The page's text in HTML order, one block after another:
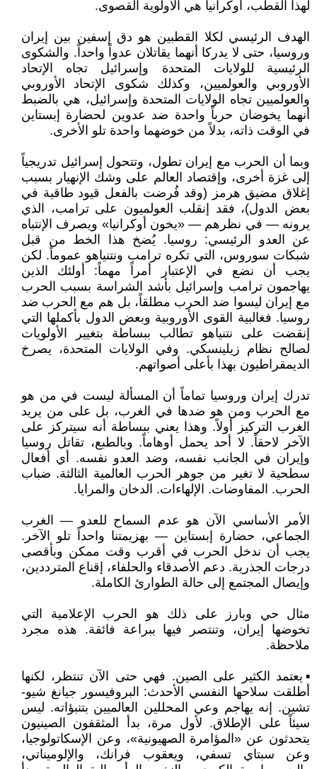
لهذا القطب، أوكرانيا هي الأولوية القصوى.
الهدف الرئيسي لكلا القطبين هو دق إسفين بين إيران
وروسيا، حتى لا يدركا أنهما يقاتلان عدواً واحداً. والشكوى
الرئيسية للولايات المتحدة وإسرائيل تجاه الإتحاد
الأوروبي والعولميين، وكذلك شكوى الإتحاد الأوروبي
والعولميين تجاه الولايات المتحدة وإسرائيل، هي بالضبط
أنهما يخوضان حرباً واحدة ضد عدوين لحضارة إبستاين
في الوقت ذاته، بدلاً من خوضهما واحدة تلو الأخرى.
وبما أن الحرب مع إيران تطول، وتتحول إسرائيل تدريجياً
إلى غزة أخرى، وإقتصاد العالم على وشك الإنهيار بسبب
إغلاق مضيق هرمز (وقد فُرضت بالفعل قيود طاقية في
بعض الدول)، فقد إنقلب العولميون على ترامب، الذي
يرونه — في نظرهم — «يخون أوكرانيا» ويصرف الإنتباه
عن العدو الرئيسي: روسيا. يُضخ هذا الخط من قبل
شبكات سوروس، التي تكره ترامب ونتنياهو عموماً. لكن
يجب أن نضع في الإعتبار أمراً مهماً: أولئك الذين
يهاجمون ترامب وإسرائيل بأشد الشراسة بسبب الحرب
مع إيران ليسوا ضد الحرب مطلقاً، بل هم مع الحرب ضد
روسيا. فغالبية القوى الأوروبية وبعض الدول بأكملها التي
إنقضت على نتنياهو تطالب ببساطة بتغيير الأولويات
لصالح نظام زيلينسكي. وفي الولايات المتحدة، يصرخ
الديمقراطيون بهذا بأعلى أصواتهم.
تدرك إيران وروسيا تماماً أن المسألة ليست في من هو
مع الحرب ومن هو ضدها في الغرب، بل على من يريد
الغرب التركيز أولاً. وهذا يعني ببساطة أنه سيتركز على
الآخر لاحقاً. لا أحد يحمل أوهاماً. وبالطبع، تقاتل روسيا
وإيران في الجانب نفسه، وضد العدو نفسه. أي أفعال
سطحية لا تغير من جوهر الحرب العالمية الثالثة. ضباب
الحرب. المفاوضات. الإلهاءات. الدخان والمرايا.
الأمر الأساسي الآن هو عدم السماح للعدو — الغرب
الجماعي، حضارة إبستاين — بهزيمتنا واحداً تلو الآخر.
يجب أن ندخل الحرب في أقرب وقت ممكن وبأقصى
درجات الجذرية. دعم الأصدقاء والحلفاء، إقناع المترددين،
وإيصال المجتمع إلى حالة الطوارئ الكاملة.
مثال حي وبارز على ذلك هو الحرب الإعلامية التي
تخوضها إيران، وتنتصر فيها ببراعة فائقة. هذه مجرد
ملاحظة.
▪️يعتمد الكثير على الصين. فهي حتى الآن تنتظر، لكنها
أطلقت سلاحها النفسي الأحدث: البروفيسور جيانغ شيو-
تشين. إنه يهاجم وعي المحللين العالميين بتنبؤاته. ليس
سيئاً على الإطلاق. لأول مرة، بدأ المثقفون الصينيون
يتحدثون عن «المؤامرة الصهيونية»، وعن الإسكاتولوجيا،
وعن سبتاي تسفي، ويعقوب فرانك، والإلوميناتي،